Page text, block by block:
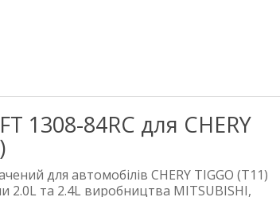
1308-84RC для CHERY
для автомобілів CHERY TIGGO (T11)
2.0L та 2.4L виробництва MITSUBISHI,